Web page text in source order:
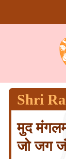
Shri
मुद
जो जग